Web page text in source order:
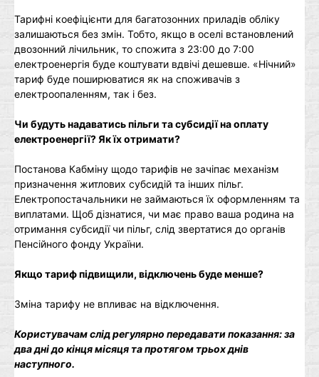
Тарифні коефіцієнти для багатозонних приладів обліку
залишаються без змін. Тобто, якщо в оселі встановлений
двозонний лічильник, то спожита з 23:00 до 7:00
електроенергія буде коштувати вдвічі дешевше. «Нічний»
тариф буде поширюватися як на споживачів з
електроопаленням, так і без.
Чи будуть надаватись пільги та субсидії на оплату
електроенергії? Як їх отримати?
Постанова Кабміну щодо тарифів не зачіпає механізм
призначення житлових субсидій та інших пільг.
Електропостачальники не займаються їх оформленням та
виплатами. Щоб дізнатися, чи має право ваша родина на
отримання субсидії чи пільг, слід звертатися до органів
Пенсійного фонду України.
Якщо тариф підвищили, відключень буде менше?
Зміна тарифу не впливає на відключення.
Користувачам слід регулярно передавати показання: за
два дні до кінця місяця та протягом трьох днів
наступного.